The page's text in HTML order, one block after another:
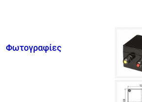
Φωτογραφίες